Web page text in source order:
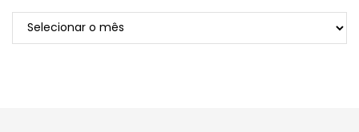
Arquivos